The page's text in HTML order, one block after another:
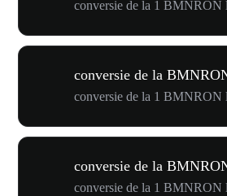
conversie de la 1 BMNRON
conversie de la
conversie de la 1 BMNRON
conversie de la
conversie de la 1 BMNRON